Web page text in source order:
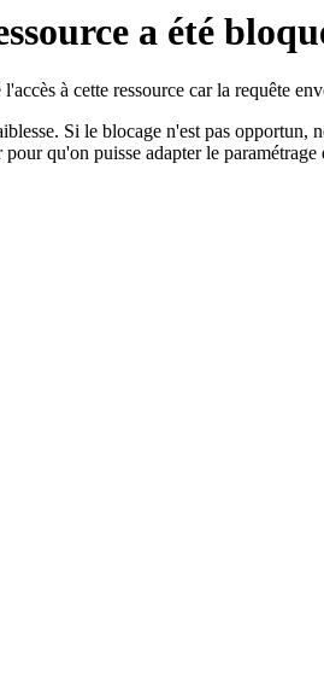
a été
à cette ressource car la requête
Si le blocage n'est pas opportun,
qu'on puisse adapter le paramétrage